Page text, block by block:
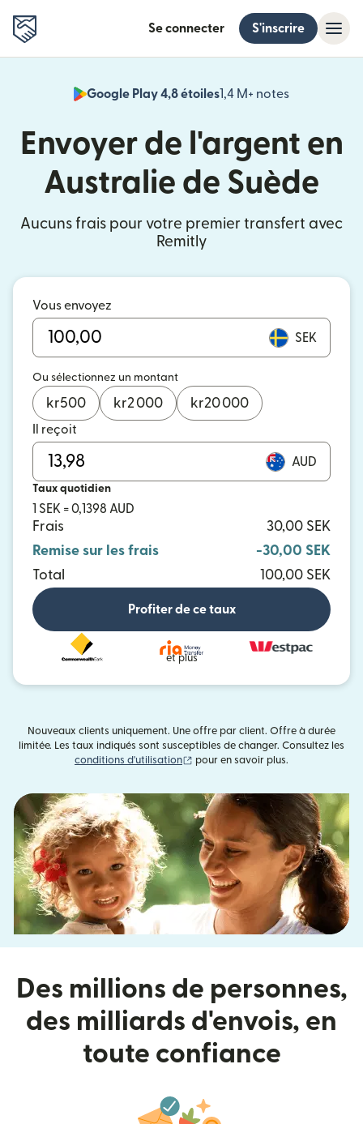
Se connecter S'inscrire
Google Play 4,8 étoiles1,4 M+ notes
Envoyer de l'argent en
Australie de Suède
Aucuns frais pour votre premier transfert avec
Remitly
Vous envoyez
SEK
Ou sélectionnez un montant
kr500 kr2 000 kr20 000
Il reçoit
AUD
Taux quotidien
1 SEK = 0,1398 AUD
Frais
30,00 SEK
Remise sur les frais
-30,00 SEK
Total
100,00 SEK
Profiter de ce taux
et plus
Nouveaux clients uniquement. Une offre par client. Offre à durée
limitée. Les taux indiqués sont susceptibles de changer. Consultez les
conditions d'utilisation
(s'ouvre dans une nouvelle fenêtre)
pour en savoir plus.
Des millions de personnes,
des milliards d'envois, en
toute confiance